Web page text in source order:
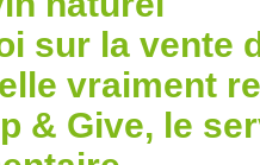
sur la vente
vraiment
& Give, le